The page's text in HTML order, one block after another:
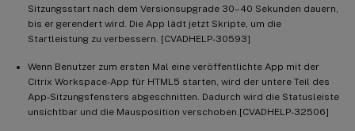
Sitzungsstart nach dem Versionsupgrade 30–40 Sekunden dauern,
bis er gerendert wird. Die App lädt jetzt Skripte, um die
Startleistung zu verbessern. [CVADHELP-30593]
Wenn Benutzer zum ersten Mal eine veröffentlichte App mit der
Citrix Workspace-App für HTML5 starten, wird der untere Teil des
App-Sitzungsfensters abgeschnitten. Dadurch wird die Statusleiste
unsichtbar und die Mausposition verschoben.[CVADHELP-32506]